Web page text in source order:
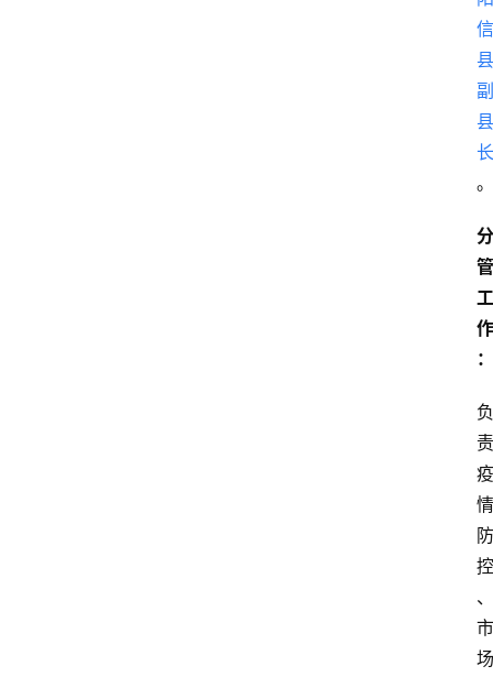
信
县
副
县
长
。
分
管
工
作
：
负
责
疫
情
防
控
、
市
场